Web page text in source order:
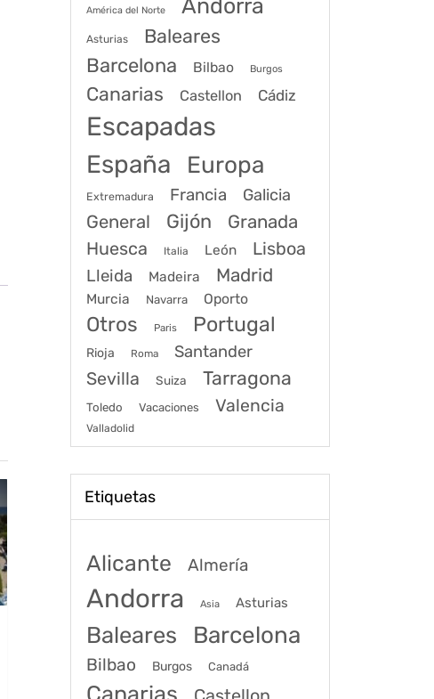
América del Norte Andorra
Asturias Baleares
Barcelona Bilbao Burgos
Canarias Castellon Cádiz
Escapadas
España Europa
Extremadura Francia Galicia
General Gijón
Granada
Huesca
Italia León Lisboa
Lleida Madeira Madrid
Murcia Navarra Oporto
Otros Paris Portugal
Rioja Roma Santander
Sevilla Suiza Tarragona
Toledo Vacaciones Valencia
Valladolid
Etiquetas
Alicante Almería
Andorra Asia Asturias
Baleares Barcelona
Bilbao Burgos Canadá
Canarias